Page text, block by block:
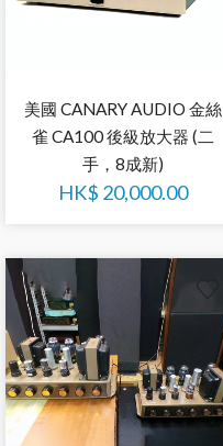
美國 CANARY AUDIO 金絲
雀 CA100 後級放大器 (二
手，8成新)
HK$ 20,000.00